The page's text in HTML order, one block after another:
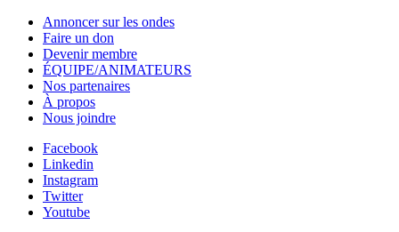
Annoncer sur les ondes
Faire un don
Devenir membre
ÉQUIPE/ANIMATEURS
Nos partenaires
À propos
Nous joindre
Facebook
Linkedin
Instagram
Twitter
Youtube